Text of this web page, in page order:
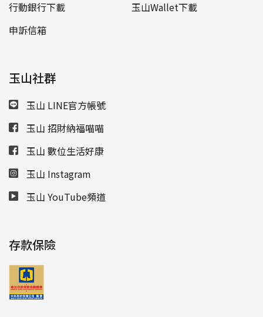
行動銀行下載
玉山Wallet下載
申訴信箱
玉山社群
玉山 LINE官方帳號
玉山 招財納福喵喵
玉山 數位生活好康
玉山 Instagram
玉山 YouTube頻道
存款保險